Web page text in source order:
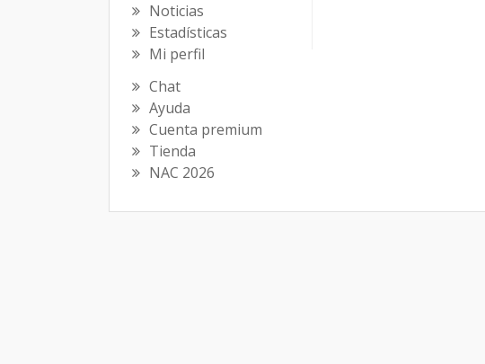
Noticias
Estadísticas
Mi perfil
Chat
Ayuda
Cuenta premium
Tienda
NAC 2026